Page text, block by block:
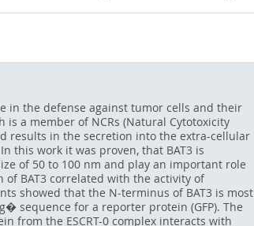
in the defense against tumor cells and their
is a member of NCRs (Natural Cytotoxicity
results in the secretion into the extra-cellular
this work it was proven, that BAT3 is
of 50 to 100 nm and play an important role
of BAT3 correlated with the activity of
showed that the N-terminus of BAT3 is most
sequence for a reporter protein (GFP). The
from the ESCRT-0 complex interacts with